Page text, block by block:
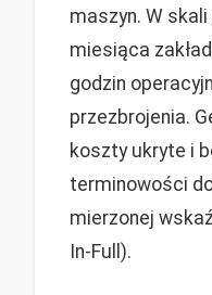
maszyn. W
miesiąca
godzin
przezbrojenia.
koszty ukryte i
terminowości
mierzonej
In-Full).